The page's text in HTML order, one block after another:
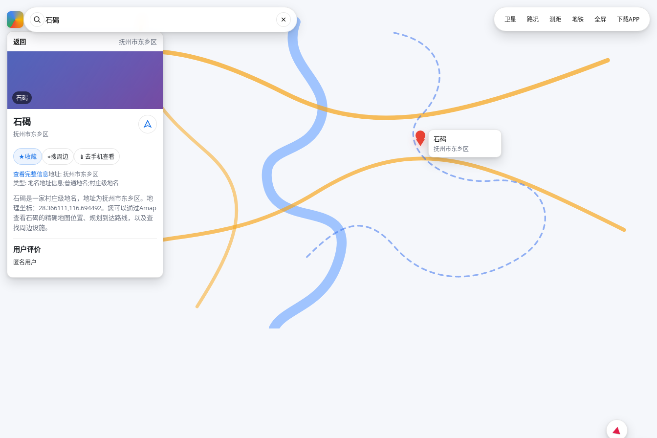
返回 抚州市东乡区
石碣
石碣
抚州市东乡区
★收藏 ⌖搜周边 📱 去手机查看
查看完整信息地址: 抚州市东乡区
类型: 地名地址信息;普通地名;村庄级地名
石碣是一家村庄级地名，地址为抚州市东乡区。地
理坐标：28.366111,116.694492。您可以通过Amap
查看石碣的精确地图位置、规划到达路线，以及查
找周边设施。
用户评价
匿名用户
石碣
抚州市东乡区
卫星 路况 测距 地铁 全屏 下载APP